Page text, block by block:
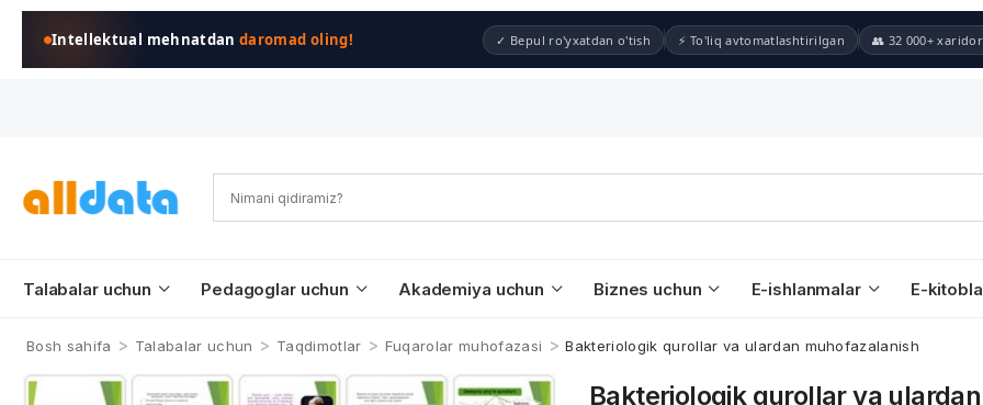
Intellektual mehnatdandaromad oling! ✓ Bepul ro'yxatdan o'tish ⚡ To'liq avtomatlashtirilgan 👥 32 000+ xaridor
Talabalar uchun Pedagoglar uchun Akademiya uchun Biznes uchun E-ishlanmalar E-
Bosh sahifa > Talabalar uchun > Taqdimotlar > Fuqarolar muhofazasi > Bakteriologik qurollar va ulardan muhofazalanish
Bakteriologik qurollar va ulardan